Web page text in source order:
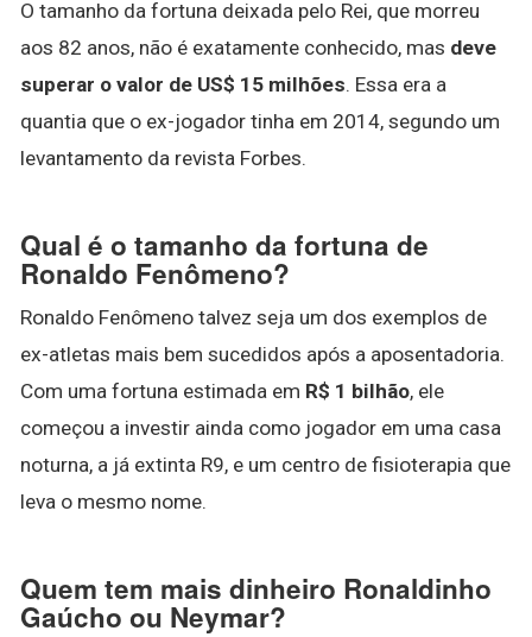
O tamanho da fortuna deixada pelo Rei, que morreu
aos 82 anos, não é exatamente conhecido, mas deve
superar o valor de US$ 15 milhões. Essa era a
quantia que o ex-jogador tinha em 2014, segundo um
levantamento da revista Forbes.
Qual é o tamanho da fortuna de
Ronaldo Fenômeno?
Ronaldo Fenômeno talvez seja um dos exemplos de
ex-atletas mais bem sucedidos após a aposentadoria.
Com uma fortuna estimada em R$ 1 bilhão, ele
começou a investir ainda como jogador em uma casa
noturna, a já extinta R9, e um centro de fisioterapia que
leva o mesmo nome.
Quem tem mais dinheiro Ronaldinho
Gaúcho ou Neymar?